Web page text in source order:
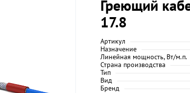
Греющий
17.8
Артикул
Назначение
Линейная мощность, Вт/м.п.
Страна производства
Тип
Вид
Бренд